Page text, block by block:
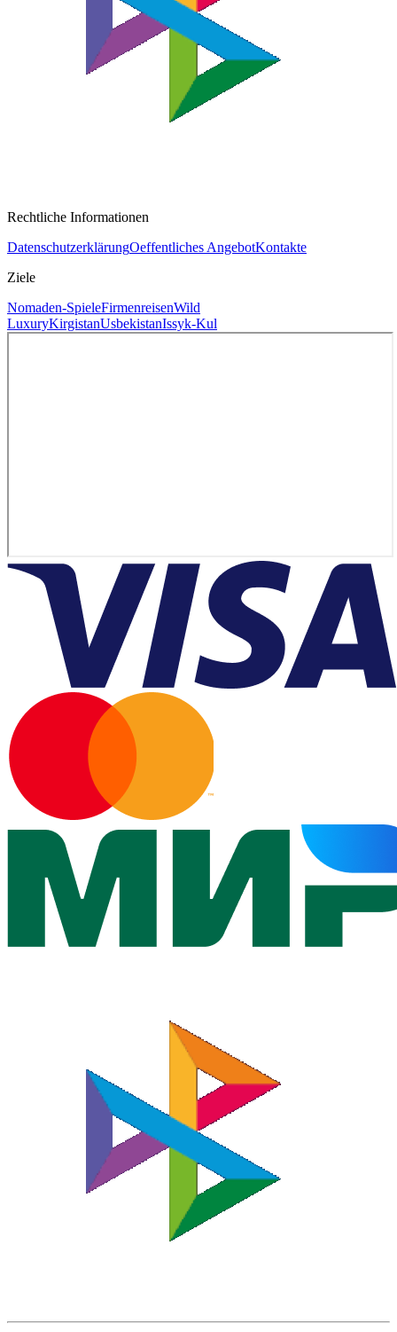
Rechtliche Informationen
DatenschutzerklärungOeffentliches AngebotKontakte
Ziele
Nomaden-SpieleFirmenreisenWild
LuxuryKirgistanUsbekistanIssyk-Kul